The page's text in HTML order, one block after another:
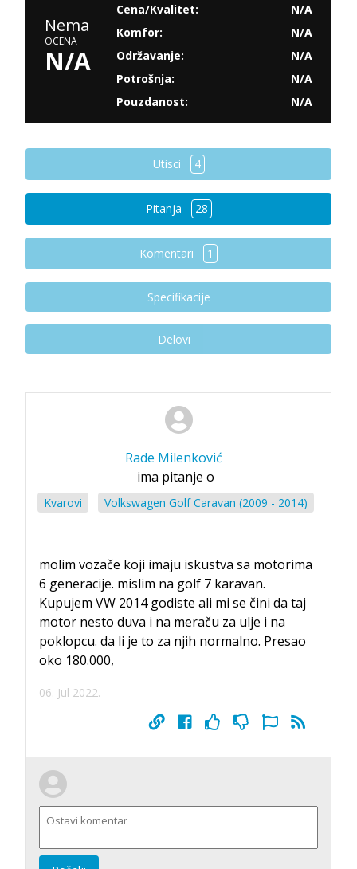
Nema
OCENA
N/A
Cena/Kvalitet:
N/A
Komfor:
N/A
Održavanje:
N/A
Potrošnja:
N/A
Pouzdanost:
N/A
Utisci 4
Pitanja 28
Komentari 1
Specifikacije
Delovi
Rade Milenković
ima pitanje o
Kvarovi Volkswagen Golf Caravan (2009 - 2014)
molim vozače koji imaju iskustva sa motorima
6 generacije. mislim na golf 7 karavan.
Kupujem VW 2014 godiste ali mi se čini da taj
motor nesto duva i na meraču za ulje i na
poklopcu. da li je to za njih normalno. Presao
oko 180.000,
06. Jul 2022.